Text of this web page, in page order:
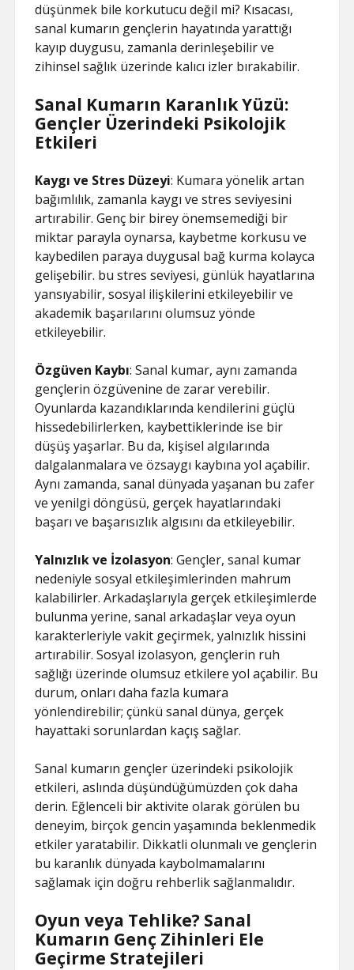
düşünmek bile korkutucu değil mi? Kısacası,
sanal kumarın gençlerin hayatında yarattığı
kayıp duygusu, zamanla derinleşebilir ve
zihinsel sağlık üzerinde kalıcı izler bırakabilir.
Sanal Kumarın Karanlık Yüzü:
Gençler Üzerindeki Psikolojik
Etkileri
Kaygı ve Stres Düzeyi: Kumara yönelik artan
bağımlılık, zamanla kaygı ve stres seviyesini
artırabilir. Genç bir birey önemsemediği bir
miktar parayla oynarsa, kaybetme korkusu ve
kaybedilen paraya duygusal bağ kurma kolayca
gelişebilir. bu stres seviyesi, günlük hayatlarına
yansıyabilir, sosyal ilişkilerini etkileyebilir ve
akademik başarılarını olumsuz yönde
etkileyebilir.
Özgüven Kaybı: Sanal kumar, aynı zamanda
gençlerin özgüvenine de zarar verebilir.
Oyunlarda kazandıklarında kendilerini güçlü
hissedebilirlerken, kaybettiklerinde ise bir
düşüş yaşarlar. Bu da, kişisel algılarında
dalgalanmalara ve özsaygı kaybına yol açabilir.
Aynı zamanda, sanal dünyada yaşanan bu zafer
ve yenilgi döngüsü, gerçek hayatlarındaki
başarı ve başarısızlık algısını da etkileyebilir.
Yalnızlık ve İzolasyon: Gençler, sanal kumar
nedeniyle sosyal etkileşimlerinden mahrum
kalabilirler. Arkadaşlarıyla gerçek etkileşimlerde
bulunma yerine, sanal arkadaşlar veya oyun
karakterleriyle vakit geçirmek, yalnızlık hissini
artırabilir. Sosyal izolasyon, gençlerin ruh
sağlığı üzerinde olumsuz etkilere yol açabilir. Bu
durum, onları daha fazla kumara
yönlendirebilir; çünkü sanal dünya, gerçek
hayattaki sorunlardan kaçış sağlar.
Sanal kumarın gençler üzerindeki psikolojik
etkileri, aslında düşündüğümüzden çok daha
derin. Eğlenceli bir aktivite olarak görülen bu
deneyim, birçok gencin yaşamında beklenmedik
etkiler yaratabilir. Dikkatli olunmalı ve gençlerin
bu karanlık dünyada kaybolmamalarını
sağlamak için doğru rehberlik sağlanmalıdır.
Oyun veya Tehlike? Sanal
Kumarın Genç Zihinleri Ele
Geçirme Stratejileri